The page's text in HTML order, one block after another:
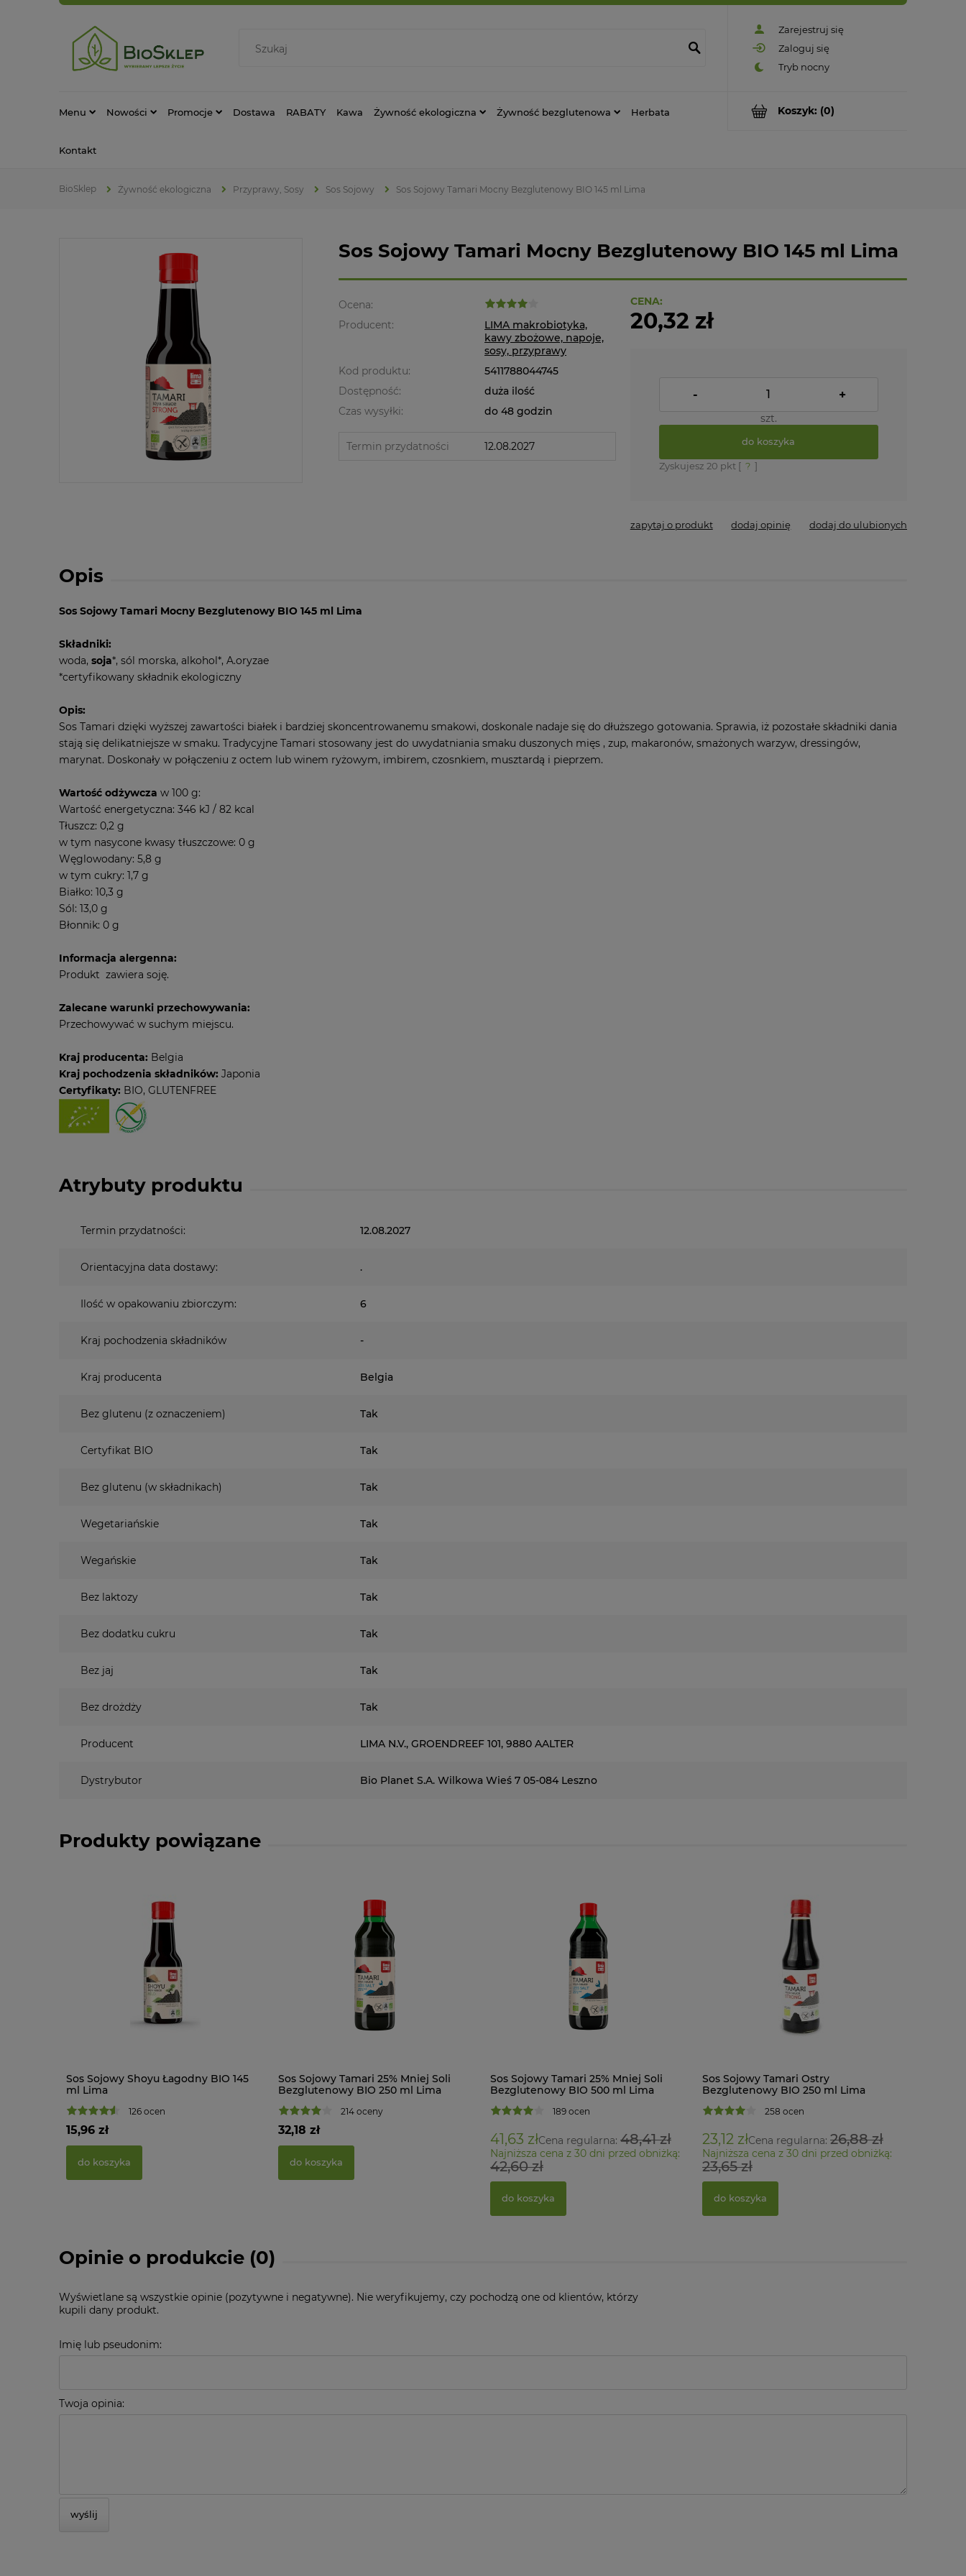
Zarejestruj się
Zaloguj się
Koszyk: (0)
Menu Nowości Promocje Dostawa RABATY Kawa Żywność ekologiczna Żywność bezglutenowa Herbata
Kontakt
Żywność ekologiczna Przyprawy, Sosy Sos Sojowy Sos Sojowy Tamari Mocny Bezglutenowy BIO 145 ml Lima
Sos Sojowy Tamari Mocny Bezglutenowy BIO 145 ml Lima
Ocena:
Producent:
LIMA makrobiotyka,
kawy zbożowe, napoje,
sosy, przyprawy
Kod produktu:
5411788044745
Dostępność:
duża ilość
Czas wysyłki:
do 48 godzin
Termin przydatności 12.08.2027
CENA:
20,32 zł
- +
szt.
do koszyka
Zyskujesz 20 pkt [ ? ]
zapytaj o produkt dodaj opinię dodaj do ulubionych
Opis
Sos Sojowy Tamari Mocny Bezglutenowy BIO 145 ml Lima
Składniki:
woda, soja*, sól morska, alkohol*, A.oryzae
*certyfikowany składnik ekologiczny
Opis:
Sos Tamari dzięki wyższej zawartości białek i bardziej skoncentrowanemu smakowi, doskonale nadaje się do dłuższego gotowania. Sprawia, iż pozostałe składniki dania
stają się delikatniejsze w smaku. Tradycyjne Tamari stosowany jest do uwydatniania smaku duszonych mięs , zup, makaronów, smażonych warzyw, dressingów,
marynat. Doskonały w połączeniu z octem lub winem ryżowym, imbirem, czosnkiem, musztardą i pieprzem.
Wartość odżywcza w 100 g:
Wartość energetyczna: 346 kJ / 82 kcal
Tłuszcz: 0,2 g
w tym nasycone kwasy tłuszczowe: 0 g
Węglowodany: 5,8 g
w tym cukry: 1,7 g
Białko: 10,3 g
Sól: 13,0 g
Błonnik: 0 g
Informacja alergenna:
Produkt zawiera soję.
Zalecane warunki przechowywania:
Przechowywać w suchym miejscu.
Kraj producenta: Belgia
Kraj pochodzenia składników: Japonia
Certyfikaty: BIO, GLUTENFREE
Atrybuty produktu
Termin przydatności: 12.08.2027
Orientacyjna data dostawy: .
Ilość w opakowaniu zbiorczym: 6
Kraj pochodzenia składników -
Kraj producenta Belgia
Bez glutenu (z oznaczeniem) Tak
Certyfikat BIO Tak
Bez glutenu (w składnikach) Tak
Wegetariańskie Tak
Wegańskie Tak
Bez laktozy Tak
Bez dodatku cukru Tak
Bez jaj Tak
Bez drożdży Tak
Producent LIMA N.V., GROENDREEF 101, 9880 AALTER
Dystrybutor Bio Planet S.A. Wilkowa Wieś 7 05-084 Leszno
Produkty powiązane
Sos Sojowy Shoyu Łagodny BIO 145
ml Lima
126 ocen
15,96 zł
do koszyka
Sos Sojowy Tamari 25% Mniej Soli
Bezglutenowy BIO 250 ml Lima
214 oceny
32,18 zł
do koszyka
Sos Sojowy Tamari 25% Mniej Soli
Bezglutenowy BIO 500 ml Lima
189 ocen
41,63 złCena regularna: 48,41 zł
Najniższa cena z 30 dni przed obniżką:
42,60 zł
do koszyka
Sos Sojowy Tamari Ostry
Bezglutenowy BIO 250 ml Lima
258 ocen
23,12 złCena regularna: 26,88 zł
Najniższa cena z 30 dni przed obniżką:
23,65 zł
do koszyka
Opinie o produkcie (0)
Wyświetlane są wszystkie opinie (pozytywne i negatywne). Nie weryfikujemy, czy pochodzą one od klientów, którzy
kupili dany produkt.
Imię lub pseudonim:
Twoja opinia:
wyślij